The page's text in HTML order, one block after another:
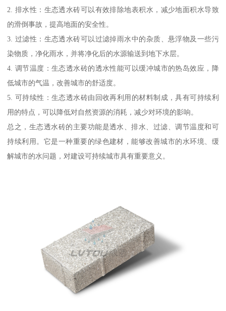
2. 排水性：生态透水砖可以有效排除地表积水，减少地面积水导致
的滑倒事故，提高地面的安全性。
3. 过滤性：生态透水砖可以过滤掉雨水中的杂质、悬浮物及一些污
染物质，净化雨水，并将净化后的水源输送到地下水层。
4. 调节温度：生态透水砖的透水性能可以缓冲城市的热岛效应，降
低城市的气温，改善城市的舒适度。
5. 可持续性：生态透水砖由回收再利用的材料制成，具有可持续利
用的特点，可以降低对自然资源的消耗，减少对环境的影响。
总之，生态透水砖的主要功能是透水、排水、过滤、调节温度和可
持续利用。它是一种重要的绿色建材，能够改善城市的水环境、缓
解城市的水问题，对建设可持续城市具有重要意义。